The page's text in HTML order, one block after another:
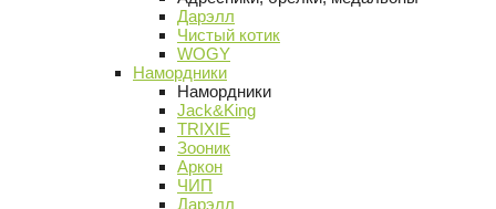
Дарэлл
Чистый котик
WOGY
Намордники
Намордники
Jack&King
TRIXIE
Зооник
Аркон
ЧИП
Дарэлл